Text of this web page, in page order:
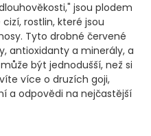
jsou plodem
rostlin, které jsou
Tyto drobné červené
antioxidanty a minerály, a
být jednodušší, než si
více o druzích goji,
a odpovědi na nejčastější